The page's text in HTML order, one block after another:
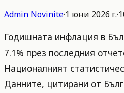
Admin Novinite·1 юни 2026 г.·
Годишната инфлация в
7.1% през последния
Националният
Данните, цитирани от